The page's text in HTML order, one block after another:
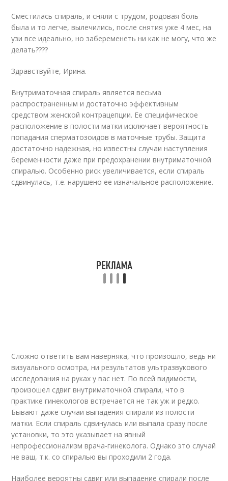
Сместилась спираль, и сняли с трудом, родовая боль
была и то легче, вылечились, после снятия уже 4 мес, на
узи все идеально, но забеременеть ни как не могу, что же
делать????
Здравствуйте, Ирина.
Внутриматочная спираль является весьма
распространенным и достаточно эффективным
средством женской контрацепции. Ее специфическое
расположение в полости матки исключает вероятность
попадания сперматозоидов в маточные трубы. Защита
достаточно надежная, но известны случаи наступления
беременности даже при предохранении внутриматочной
спиралью. Особенно риск увеличивается, если спираль
сдвинулась, т.е. нарушено ее изначальное расположение.
Сложно ответить вам наверняка, что произошло, ведь ни
визуального осмотра, ни результатов ультразвукового
исследования на руках у вас нет. По всей видимости,
произошел сдвиг внутриматочной спирали, что в
практике гинекологов встречается не так уж и редко.
Бывают даже случаи выпадения спирали из полости
матки. Если спираль сдвинулась или выпала сразу после
установки, то это указывает на явный
непрофессионализм врача-гинеколога. Однако это случай
не ваш, т.к. со спиралью вы проходили 2 года.
Наиболее вероятны сдвиг или выпадение спирали после